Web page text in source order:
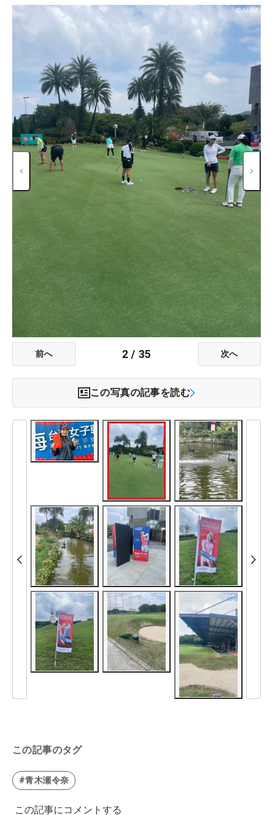
前へ 2 / 35 次へ
この写真の記事を読む
この記事のタグ
#青木瀬令奈